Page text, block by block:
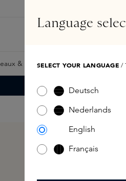
& Giftcards Samples
Language
SELECT YOUR LANGUAGE /
Deutsch
Nederlands
English
Français